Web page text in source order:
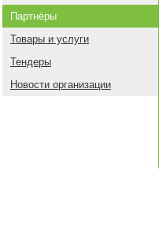
Партнёры
Товары и услуги
Тендеры
Новости организации